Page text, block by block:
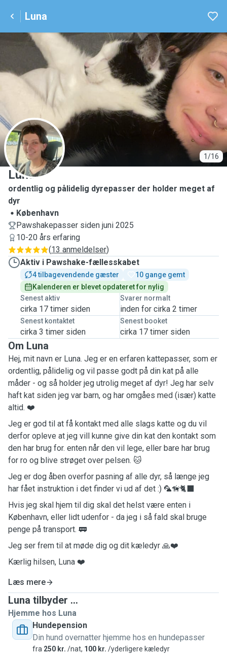
Luna
1/16
L
Luna
ordentlig og pålidelig dyrepasser der holder meget af
dyr
København
Pawshakepasser siden juni 2025
10-20 års erfaring
(13 anmeldelser)
Aktiv i Pawshake-fællesskabet
4 tilbagevendende gæster
10 gange gemt
Kalenderen er blevet opdateret for nylig
Senest aktiv
cirka 17 timer siden
Svarer normalt
inden for cirka 2 timer
Senest kontaktet
cirka 3 timer siden
Senest booket
cirka 17 timer siden
Om Luna
Hej, mit navn er Luna. Jeg er en erfaren kattepasser, som er
ordentlig, pålidelig og vil passe godt på din kat på alle
måder - og så holder jeg utrolig meget af dyr! Jeg har selv
haft kat siden jeg var barn, og har omgåes med (især) katte
altid. ❤️
Jeg er god til at få kontakt med alle slags katte og du vil
derfor opleve at jeg vill kunne give din kat den kontakt som
den har brug for. enten når den vil lege, eller bare har brug
for ro og blive strøget over pelsen. 🐱
Jeg er dog åben overfor pasning af alle dyr, så længe jeg
har fået instruktion i det finder vi ud af det :) 🦜🦮🐈‍⬛
Hvis jeg skal hjem til dig skal det helst være enten i
København, eller lidt udenfor - da jeg i så fald skal bruge
penge på transport. 🚃
Jeg ser frem til at møde dig og dit kæledyr 🙏❤️
Kærlig hilsen, Luna ❤️
Læs mere
Luna tilbyder ...
Hjemme hos Luna
Hundepension
Din hund overnatter hjemme hos en hundepasser
fra 250 kr. /nat, 100 kr. /yderligere kæledyr